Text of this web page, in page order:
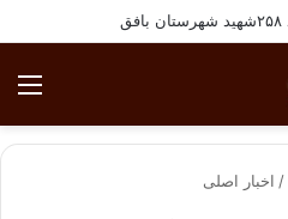
/ اخبار اصلی